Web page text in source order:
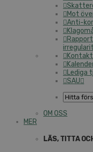
Mot
Anti-
Kontakt
Lediga
SAU
OM OSS
MER
LÄS, TITTA